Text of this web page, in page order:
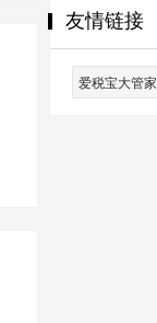
友情链接
爱税宝大管家